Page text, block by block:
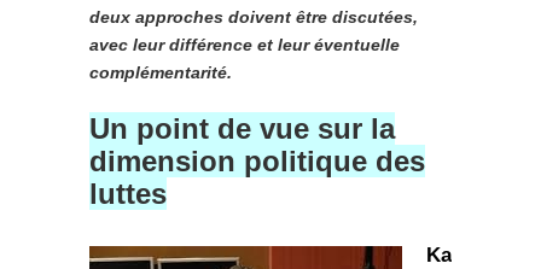
deux approches doivent être discutées,
avec leur différence et leur éventuelle
complémentarité.
Un point de vue sur la
dimension politique des
luttes
Ka